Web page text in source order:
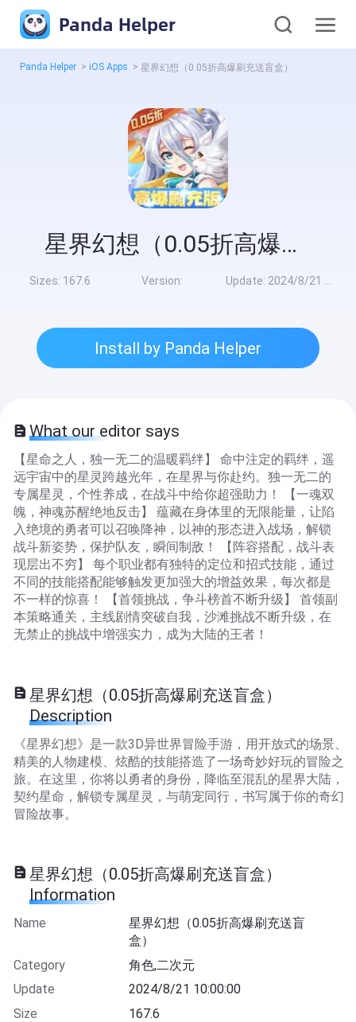
Panda Helper
Panda Helper > iOS Apps > 星界幻想（0.05折高爆刷充送盲盒）
星界幻想（0.05折高爆刷充送盲盒）
Sizes: 167.6 Version: Update: 2024/8/21 10:00:00
Install by Panda Helper
What our editor says
【星命之人，独一无二的温暖羁绊】 命中注定的羁绊，遥
远宇宙中的星灵跨越光年，在星界与你赴约。独一无二的
专属星灵，个性养成，在战斗中给你超强助力！ 【一魂双
魄，神魂苏醒绝地反击】 蕴藏在身体里的无限能量，让陷
入绝境的勇者可以召唤降神，以神的形态进入战场，解锁
战斗新姿势，保护队友，瞬间制敌！ 【阵容搭配，战斗表
现层出不穷】 每个职业都有独特的定位和招式技能，通过
不同的技能搭配能够触发更加强大的增益效果，每次都是
不一样的惊喜！ 【首领挑战，争斗榜首不断升级】 首领副
本策略通关，主线剧情突破自我，沙滩挑战不断升级，在
无禁止的挑战中增强实力，成为大陆的王者！
星界幻想（0.05折高爆刷充送盲盒）
Description
《星界幻想》是一款3D异世界冒险手游，用开放式的场景、
精美的人物建模、炫酷的技能搭造了一场奇妙好玩的冒险之
旅。在这里，你将以勇者的身份，降临至混乱的星界大陆，
契约星命，解锁专属星灵，与萌宠同行，书写属于你的奇幻
冒险故事。
星界幻想（0.05折高爆刷充送盲盒）
Information
Name
星界幻想（0.05折高爆刷充送盲
盒）
Category
角色,二次元
Update
2024/8/21 10:00:00
Size
167.6